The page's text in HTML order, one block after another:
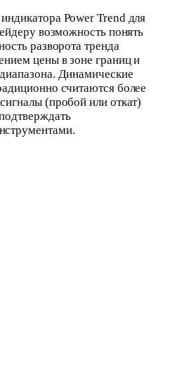
Power Trend для
возможность понять
разворота тренда
цены в зоне границ и
Динамические
считаются более
(пробой или откат)